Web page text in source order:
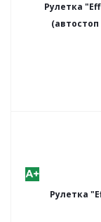
Рулетка
Рулетка